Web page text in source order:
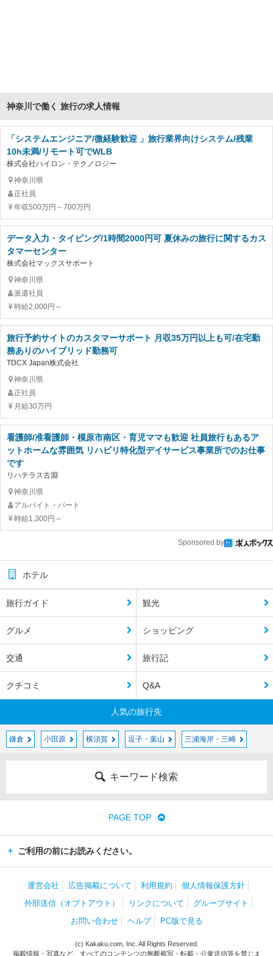
神奈川で働く 旅行の求人情報
「システムエンジニア/微経験歓迎 」旅行業界向けシステム/残業
10h未満/リモート可でWLB
株式会社ハイロン・テクノロジー
神奈川県
正社員
年収500万円～700万円
データ入力・タイピング/1時間2000円可 夏休みの旅行に関するカス
タマーセンター
株式会社マックスサポート
神奈川県
派遣社員
時給2,000円～
旅行予約サイトのカスタマーサポート 月収35万円以上も可/在宅勤
務ありのハイブリッド勤務可
TDCX Japan株式会社
神奈川県
正社員
月給30万円
看護師/准看護師・模原市南区・育児ママも歓迎 社員旅行もあるア
ットホームな雰囲気 リハビリ特化型デイサービス事業所でのお仕事
です
リハテラス古淵
神奈川県
アルバイト・パート
時給1,300円～
Sponsored by
ホテル
旅行ガイド 観光
グルメ ショッピング
交通 旅行記
クチコミ Q&A
人気の旅行先
鎌倉 小田原 横須賀 逗子・葉山 三浦海岸・三崎
キーワード検索
PAGE TOP
ご利用の前にお読みください。
運営会社 広告掲載について 利用規約
個人情報保護方針
外部送信（オプトアウト）
リンクについて
グループサイト
お問い合わせ
ヘルプ PC版で見る
(c) Kakaku.com, Inc. All Rights Reserved.
掲載情報・写真など、すべてのコンテンツの無断複写・転載・公衆送信等を禁じま